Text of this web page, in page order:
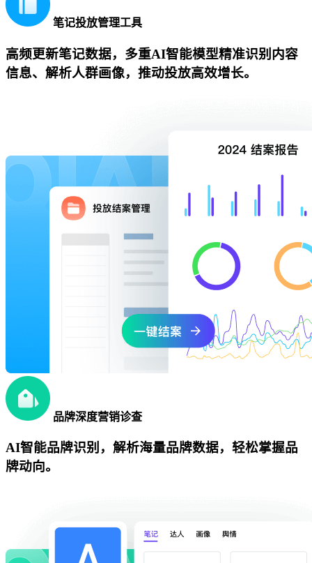
笔记投放管理工具
高频更新笔记数据，多重AI智能模型精准识别内容
信息、解析人群画像，推动投放高效增长。
品牌深度营销诊查
AI智能品牌识别，解析海量品牌数据，轻松掌握品
牌动向。